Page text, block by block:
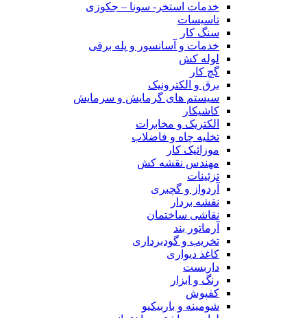
خدمات استخر- سونا – جکوزی
تاسیسات
سنگ کار
خدمات و آسانسور و پله برقی
لوله کش
گچ کار
برق و الکترونیک
سیستم های گرمایش و سرمایش
کاشیکار
الکتریک و مخابرات
تخلیه چاه و فاضلاب
موزائیک کار
مهندس نقشه کش
تزئینات
آردواز و گچبری
نقشه بردار
نقاشی ساختمان
آرماتور بند
تخریب و گودبرداری
کاغذ دیواری
داربست
رنگ و ابزار
کفپوش
شومینه و باربیکیو